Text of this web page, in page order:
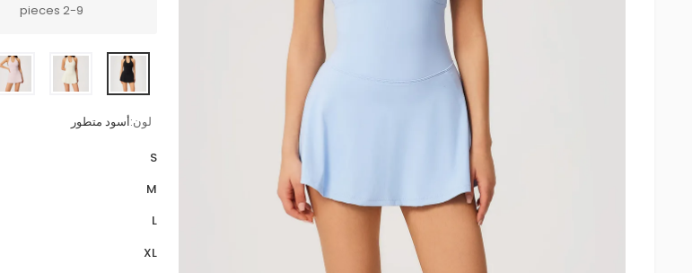
2-9 pieces
لون:أسود متطور
S
M
L
XL